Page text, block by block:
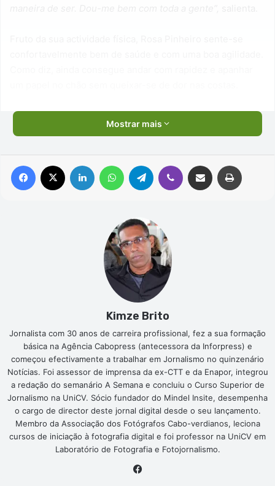
Mostrar mais
Facebook Linkedin WhatsAppTelegram Viber Compartilhar via e-mail
Kimze Brito
Jornalista com 30 anos de carreira profissional, fez a sua formação
básica na Agência Cabopress (antecessora da Inforpress) e
começou efectivamente a trabalhar em Jornalismo no quinzenário
Notícias. Foi assessor de imprensa da ex-CTT e da Enapor, integrou
a redação do semanário A Semana e concluiu o Curso Superior de
Jornalismo na UniCV. Sócio fundador do Mindel Insite, desempenha
o cargo de director deste jornal digital desde o seu lançamento.
Membro da Associação dos Fotógrafos Cabo-verdianos, leciona
cursos de iniciação à fotografia digital e foi professor na UniCV em
Laboratório de Fotografia e Fotojornalismo.